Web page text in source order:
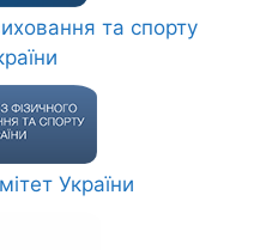
та спорту
України